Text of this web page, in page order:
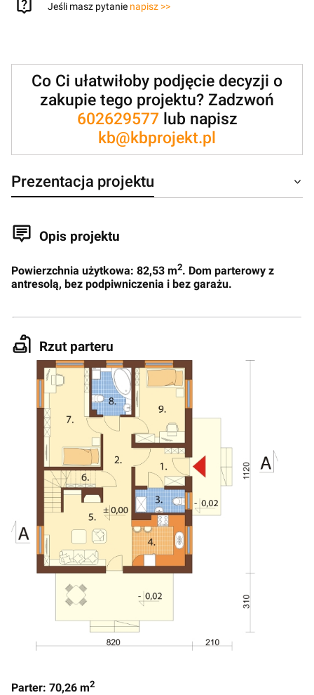
Jeśli masz pytanie napisz >>
Co Ci ułatwiłoby podjęcie decyzji o
zakupie tego projektu? Zadzwoń
602629577lub napisz
kb@kbprojekt.pl
Prezentacja projektu
Opis projektu
Powierzchnia użytkowa: 82,53 m2. Dom parterowy z
antresolą, bez podpiwniczenia i bez garażu.
Rzut parteru
Parter: 70,26 m2